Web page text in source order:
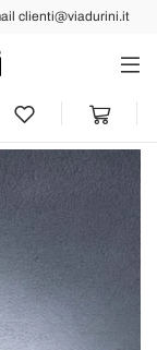
clienti@viadurini.it
Prec Succ
in
- Jupiter